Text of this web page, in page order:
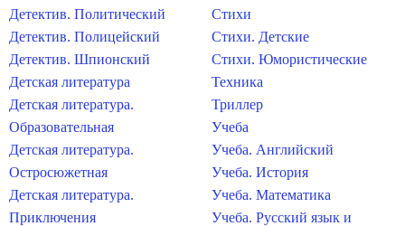
Детектив. Политический
Детектив. Полицейский
Детектив. Шпионский
Детская литература
Детская литература.
Образовательная
Детская литература.
Остросюжетная
Детская литература.
Приключения
Стихи
Стихи. Детские
Стихи. Юмористические
Техника
Триллер
Учеба
Учеба. Английский
Учеба. История
Учеба. Математика
Учеба. Русский язык и